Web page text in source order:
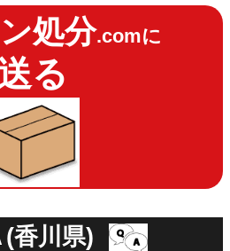
処分.comに
る
(香川県)